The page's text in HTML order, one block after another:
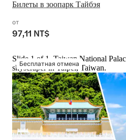
Билеты в зоопарк Тайбэя
от
97,11 NT$
Бесплатная отмена
Slide 1 of 1, Taiwan National
skyscraper in Taipei, Taiwan.